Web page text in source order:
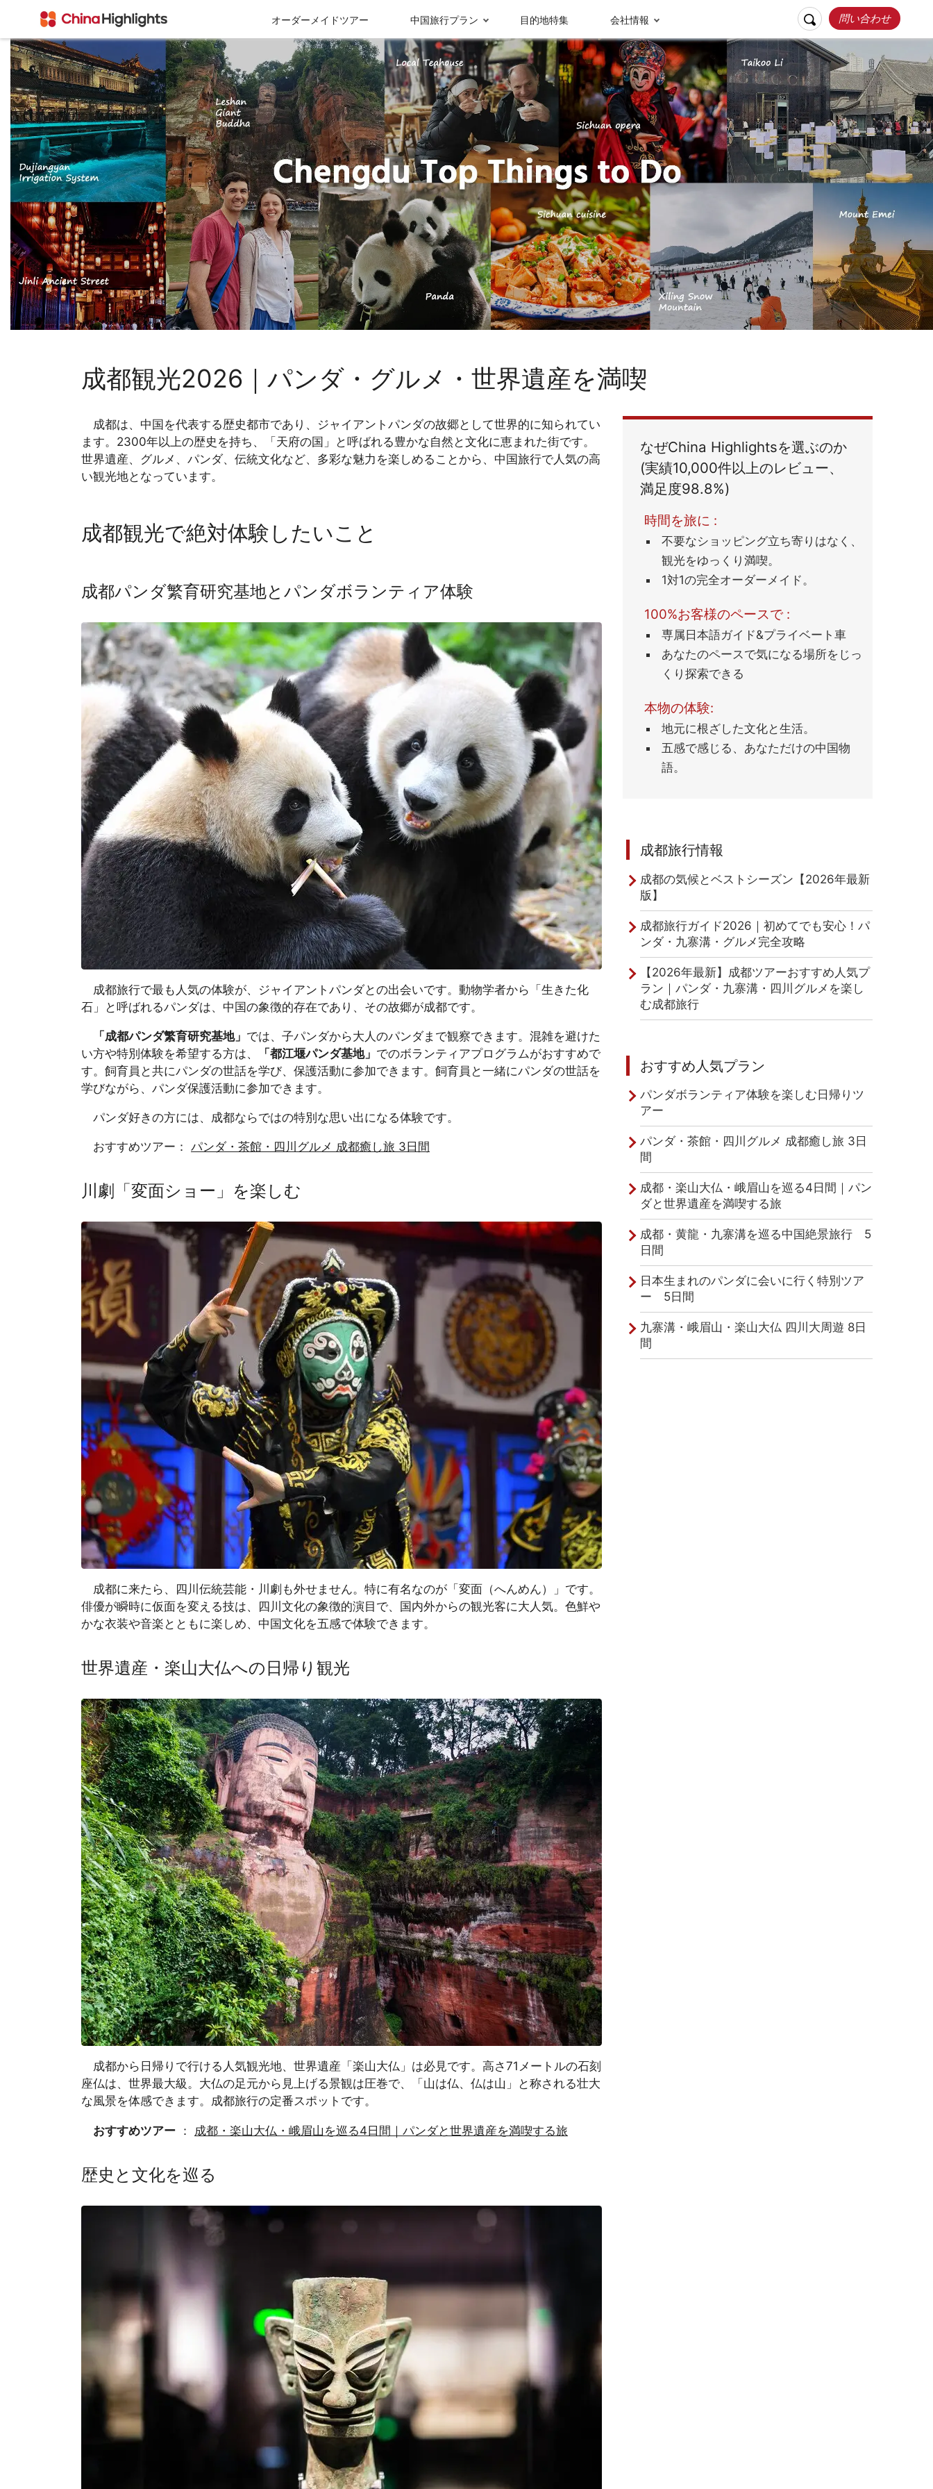
オーダーメイドツアー 中国旅行プラン
チベット 西安 九寨溝 成都 張家界 桂林
目的地特集 会社情報
会社情報
私たちについて グループ情報
受賞実績＆メディ
ア報
お客様の声
リスポンシブルト
ラベル
問い合わせ
成都観光2026｜パンダ・グルメ・世界遺産を満喫
成都は、中国を代表する歴史都市であり、ジャイアントパンダの故郷として世界的に知られてい
ます。2300年以上の歴史を持ち、「天府の国」と呼ばれる豊かな自然と文化に恵まれた街です。
世界遺産、グルメ、パンダ、伝統文化など、多彩な魅力を楽しめることから、中国旅行で人気の高
い観光地となっています。
成都観光で絶対体験したいこと
成都パンダ繁育研究基地とパンダボランティア体験
成都旅行で最も人気の体験が、ジャイアントパンダとの出会いです。動物学者から「生きた化
石」と呼ばれるパンダは、中国の象徴的存在であり、その故郷が成都です。
「成都パンダ繁育研究基地」 では、子パンダから大人のパンダまで観察できます。混雑を避けた
い方や特別体験を希望する方は、
「都江堰パンダ基地」 でのボランティアプログラムがおすすめで
す。飼育員と共にパンダの世話を学び、保護活動に参加できます。飼育員と一緒にパンダの世話を
学びながら、パンダ保護活動に参加できます。
パンダ好きの方には、成都ならではの特別な思い出になる体験です。
おすすめツアー： パンダ・茶館・四川グルメ 成都癒し旅 3日間
川劇「変面ショー」を楽しむ
成都に来たら、四川伝統芸能・川劇も外せません。特に有名なのが「変面（へんめん）」です。
俳優が瞬時に仮面を変える技は、四川文化の象徴的演目で、国内外からの観光客に大人気。色鮮や
かな衣装や音楽とともに楽しめ、中国文化を五感で体験できます。
世界遺産・楽山大仏への日帰り観光
成都から日帰りで行ける人気観光地、世界遺産「楽山大仏」は必見です。高さ71メートルの石刻
座仏は、世界最大級。大仏の足元から見上げる景観は圧巻で、「山は仏、仏は山」と称される壮大
な風景を体感できます。成都旅行の定番スポットです。
おすすめツアー ： 成都・楽山大仏・峨眉山を巡る4日間｜パンダと世界遺産を満喫する旅
歴史と文化を巡る
なぜChina Highlightsを選ぶのか
(実績10,000件以上のレビュー、
満足度98.8%)
時間を旅に :
不要なショッピング立ち寄りはなく、
観光をゆっくり満喫。
1対1の完全オーダーメイド。
100%お客様のペースで :
専属日本語ガイド&プライベート車
あなたのペースで気になる場所をじっ
くり探索できる
本物の体験:
地元に根ざした文化と生活。
五感で感じる、あなただけの中国物
語。
成都旅行情報
成都の気候とベストシーズン【2026年最新
版】
成都旅行ガイド2026｜初めてでも安心！パ
ンダ・九寨溝・グルメ完全攻略
【2026年最新】成都ツアーおすすめ人気プ
ラン｜パンダ・九寨溝・四川グルメを楽し
む成都旅行
おすすめ人気プラン
パンダボランティア体験を楽しむ日帰りツ
アー
パンダ・茶館・四川グルメ 成都癒し旅 3日
間
成都・楽山大仏・峨眉山を巡る4日間｜パン
ダと世界遺産を満喫する旅
成都・黄龍・九寨溝を巡る中国絶景旅行 5
日間
日本生まれのパンダに会いに行く特別ツア
ー 5日間
九寨溝・峨眉山・楽山大仏 四川大周遊 8日
間